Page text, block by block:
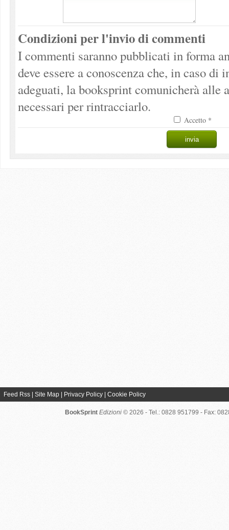
Condizioni per l'invio di commenti
I commenti saranno pubblicati in forma
deve essere a conoscenza che, in caso
adeguati, la booksprint comunicherà alle
necessari per rintracciarlo.
Accetto *
Feed Rss Site Map Privacy Policy Cookie Policy
BookSprint Edizioni © 2026 - Tel.: 0828 951799 - Fax: